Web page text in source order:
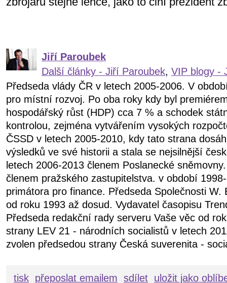
Jiří Paroubek
Další články - Jiří Paroubek, VIP blogy -
Předseda vlády ČR v letech 2005-2006. V
pro místní rozvoj. Po oba roky kdy byl
hospodářský růst (HDP) cca 7 % a schodek
kontrolou, zejména vytvářením vysokých
ČSSD v letech 2005-2010, kdy tato strana
výsledků ve své historii a stala se nejsilnější
letech 2006-2013 členem Poslanecké
členem pražského zastupitelstva. v období
primátora pro finance. Předseda Společnosti W.
od roku 1993 až dosud. Vydavatel časopisu
Předseda redakční rady serveru Vaše věc od
strany LEV 21 - národních socialistů v letech
zvolen předsedou strany Česká suverenita -
tisk přeposlat emailem sdílet uložit jako